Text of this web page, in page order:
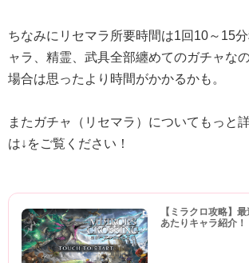
ちなみにリセマラ所要時間は1回10～15
ャラ、精霊、武具全部纏めてのガチャな
場合は思ったより時間がかかるかも。
またガチャ（リセマラ）についてもっと
は↓をご覧ください！
【ミラクロ攻略】
あたりキャラ紹介！